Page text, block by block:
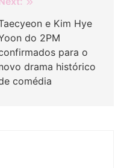
e Kim Hye
do 2PM
para o
drama histórico
comédia